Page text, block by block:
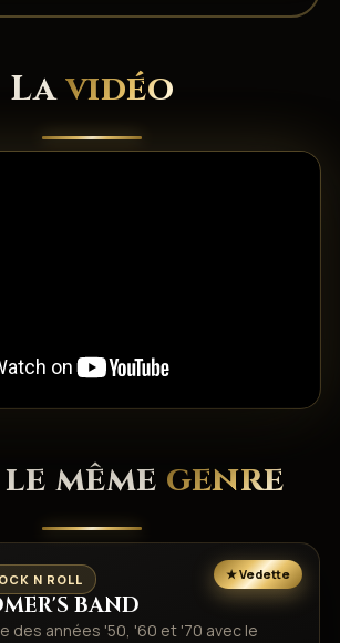
Lavidéo
même genre
N ROLL
BAND
des années '50, '60 et '70 avec le